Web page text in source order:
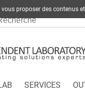
SERVICES
vous proposer des